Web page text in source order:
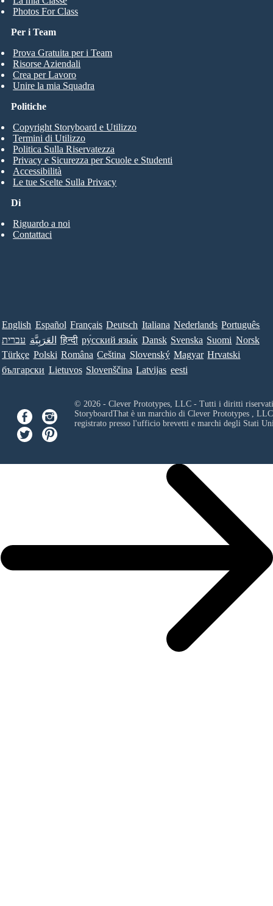
Photos For Class
Per i Team
Prova Gratuita per i Team
Risorse Aziendali
Crea per Lavoro
Unire la mia Squadra
Di
Riguardo a noi
Contattaci
Politiche
Copyright Storyboard e Utilizzo
Termini di Utilizzo
Politica Sulla Riservatezza
Privacy e Sicurezza per Scuole e Studenti
Accessibilità
Le tue Scelte Sulla Privacy
English Español Français Deutsch Italiana Nederlands Português
עברית العَرَبِيَّة हिन्दी ру́сский язы́к Dansk Svenska Suomi Norsk
Türkçe Polski Româna Ceština Slovenský Magyar Hrvatski
български Lietuvos Slovenščina Latvijas eesti
© 2026 - Clever Prototypes, LLC - Tutti i diritti
StoryboardThat è un marchio di Clever Prototypes , LLC
registrato presso l'ufficio brevetti e marchi degli Stati